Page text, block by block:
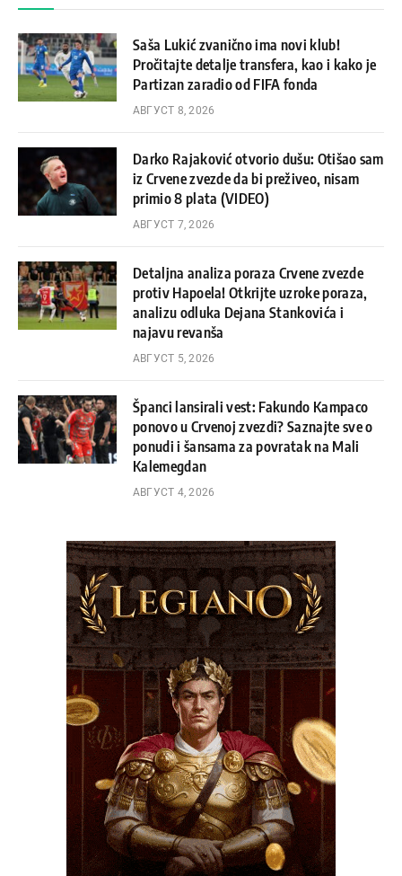
Saša Lukić zvanično ima novi klub!
Pročitajte detalje transfera, kao i kako je
Partizan zaradio od FIFA fonda
АВГУСТ 8, 2026
Darko Rajaković otvorio dušu: Otišao sam
iz Crvene zvezde da bi preživeo, nisam
primio 8 plata (VIDEO)
АВГУСТ 7, 2026
Detaljna analiza poraza Crvene zvezde
protiv Hapoela! Otkrijte uzroke poraza,
analizu odluka Dejana Stankovića i
najavu revanša
АВГУСТ 5, 2026
Španci lansirali vest: Fakundo Kampaco
ponovo u Crvenoj zvezdi? Saznajte sve o
ponudi i šansama za povratak na Mali
Kalemegdan
АВГУСТ 4, 2026